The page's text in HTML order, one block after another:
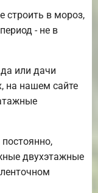
строить в мороз,
- не в
или дачи
на нашем сайте
двухэтажные